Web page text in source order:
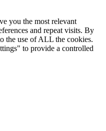
you the most relevant
and repeat visits. By
the use of ALL the cookies.
to provide a controlled